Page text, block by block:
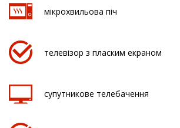
мікрохвильова піч
телевізор з пласким екраном
супутникове телебачення